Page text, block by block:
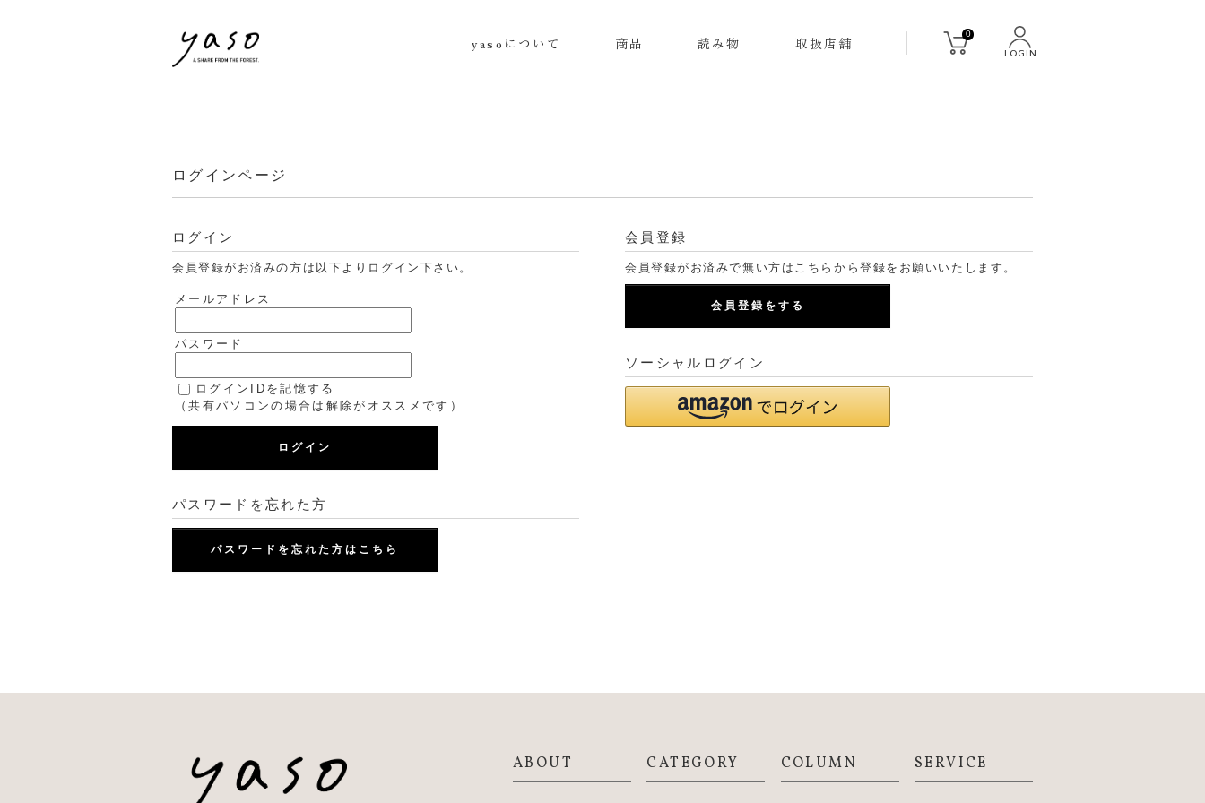
yasoについて 商品 読み物 取扱店舗
0
LOGIN
ログインページ
ログイン
会員登録がお済みの方は以下よりログイン下さい。
メールアドレス
パスワード
ログインIDを記憶する
（共有パソコンの場合は解除がオススメです）
ログイン
パスワードを忘れた方
パスワードを忘れた方はこちら
会員登録
会員登録がお済みで無い方はこちらから登録をお願いいたします。
会員登録をする
ソーシャルログイン
ABOUT CATEGORY COLUMN SERVICE